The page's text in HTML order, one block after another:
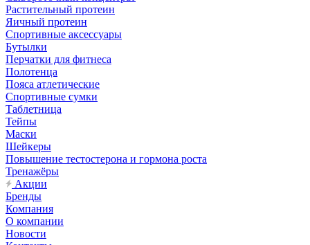
Растительный протеин
Яичный протеин
Спортивные аксессуары
Бутылки
Перчатки для фитнеса
Полотенца
Пояса атлетические
Спортивные сумки
Таблетница
Тейпы
Маски
Шейкеры
Повышение тестостерона и гормона роста
Тренажёры
Акции
Бренды
Компания
О компании
Новости